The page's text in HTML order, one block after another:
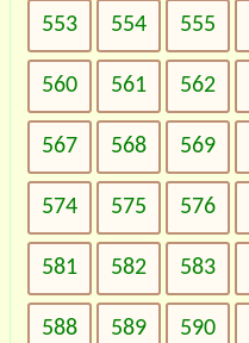
553 554 555
560 561 562
567 568 569
574 575 576
581 582 583
588 589 590